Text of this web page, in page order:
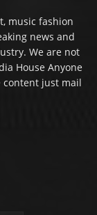
music fashion
news and
We are not
House Anyone
content just mail